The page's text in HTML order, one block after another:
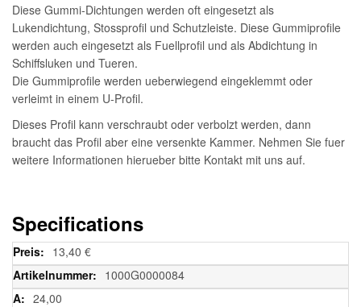
Diese Gummi-Dichtungen werden oft eingesetzt als
Lukendichtung, Stossprofil und Schutzleiste. Diese Gummiprofile
werden auch eingesetzt als Fuellprofil und als Abdichtung in
Schiffsluken und Tueren.
Die Gummiprofile werden ueberwiegend eingeklemmt oder
verleimt in einem U-Profil.
Dieses Profil kann verschraubt oder verbolzt werden, dann
braucht das Profil aber eine versenkte Kammer. Nehmen Sie fuer
weitere Informationen hierueber bitte Kontakt mit uns auf.
Specifications
Weitere
Informationen
13,40 €
1000G0000084
24,00